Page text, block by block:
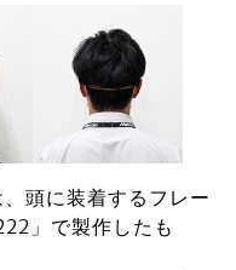
頭に装着するフレー
」で製作したも